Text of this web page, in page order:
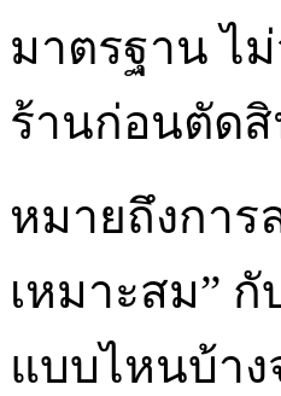
มาตรฐาน ไ
ร้านก่อนตัด
หมายถึงกา
เหมาะสม”
แบบไหนบ้า